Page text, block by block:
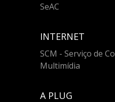
SeAC
INTERNET
SCM - Serviço de
Multimídia
A PLUG